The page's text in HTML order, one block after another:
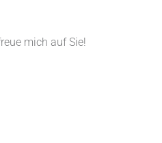
mich auf Sie!